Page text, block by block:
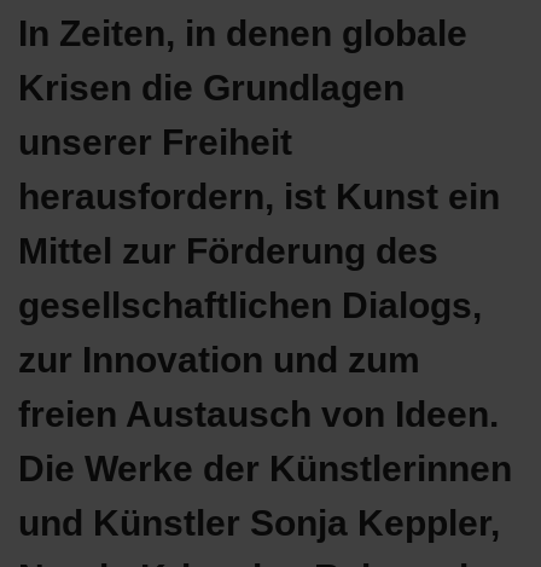
In Zeiten, in denen globale
Krisen die Grundlagen
unserer Freiheit
herausfordern, ist Kunst ein
Mittel zur Förderung des
gesellschaftlichen Dialogs,
zur Innovation und zum
freien Austausch von Ideen.
Die Werke der Künstlerinnen
und Künstler Sonja Keppler,